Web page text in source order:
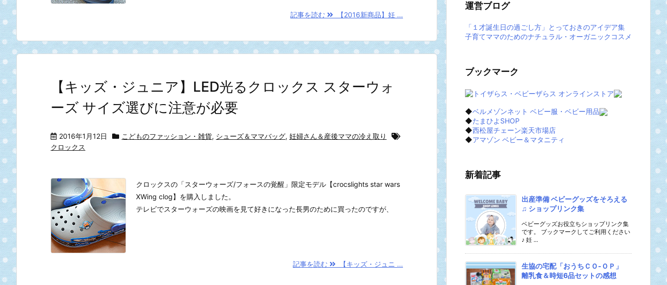
記事を読む 【2016新商品】妊 ...
【キッズ・ジュニア】LED光るクロックス スターウォ
ーズ サイズ選びに注意が必要
2016年1月12日 こどものファッション・雑貨, シューズ＆ママバッグ, 妊婦さん＆産後ママの冷え取り
クロックス
クロックスの「スターウォーズ/フォースの覚醒」限定モデル【crocslights star wars
XWing clog】を購入しました。
テレビでスターウォーズの映画を見て好きになった長男のために買ったのですが、
記事を読む 【キッズ・ジュニ ...
運営ブログ
「１才誕生日の過ごし方」とっておきのアイデア集
子育てママのためのナチュラル・オーガニックコスメ
ブックマーク
◆ベルメゾンネット ベビー服・ベビー用品
◆たまひよSHOP
◆西松屋チェーン楽天市場店
◆アマゾン ベビー＆マタニティ
新着記事
出産準備 ベビーグッズをそろえる
♫ ショップリンク集
ベビーグッズお役立ちショップリンク集
です。 ブックマークしてご利用ください
♪ 妊 ...
生協の宅配「おうちＣＯ-ＯＰ」
離乳食＆時短6品セットの感想